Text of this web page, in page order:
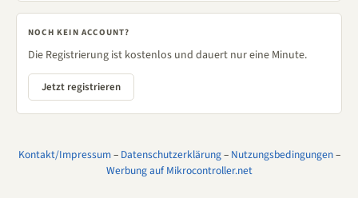
NOCH KEIN ACCOUNT?
Die Registrierung ist kostenlos und dauert nur eine Minute.
Jetzt registrieren
Kontakt/Impressum– Datenschutzerklärung– Nutzungsbedingungen–
Werbung auf Mikrocontroller.net